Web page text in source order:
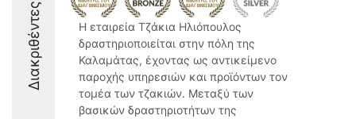
Διακριθέντες
Η εταιρεία Τζάκια Ηλιόπουλος
δραστηριοποιείται στην πόλη της
Καλαμάτας, έχοντας ως αντικείμενο
παροχής υπηρεσιών και προϊόντων τον
τομέα των τζακιών. Μεταξύ των
βασικών δραστηριοτήτων της